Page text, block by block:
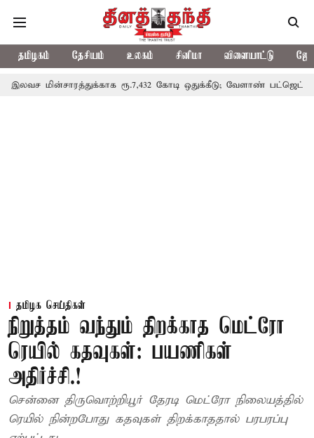
தமிழகம் தேசியம் உலகம் சினிமா விளையாட்டு
ரூ.7,432 கோடி ஒதுக்கீடு; வேளாண் பட்ஜெட்டில் அறிவிப்பு
தமிழக செய்திகள்
நிறுத்தம் வந்தும் திறக்காத மெட்ரோ
ரெயில் கதவுகள்: பயணிகள்
அதிர்ச்சி.!
சென்னை திருவொற்றியூர் தேரடி மெட்ரோ நிலையத்தில்
ரெயில் நின்றபோது கதவுகள் திறக்காததால் பரபரப்பு